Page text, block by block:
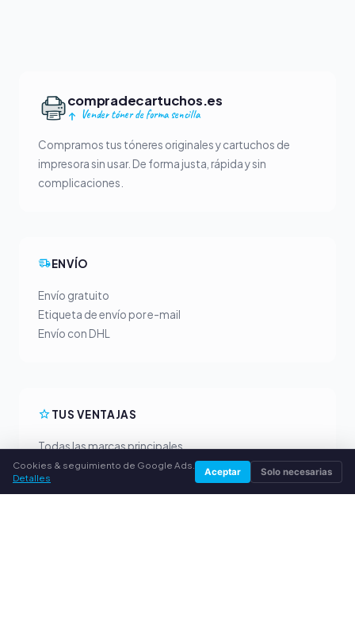
compradecartuchos.es
Vender tóner de forma sencilla
Compramos tus tóneres originales y cartuchos de
impresora sin usar. De forma justa, rápida y sin
complicaciones.
ENVÍO
Envío gratuito
Etiqueta de envío por e-mail
Envío con DHL
TUS VENTAJAS
Todas las marcas principales
Precios de compra justos
Pago anticipado por PayPal
Cookies & seguimiento de Google Ads.
Detalles
Aceptar Solo necesarias